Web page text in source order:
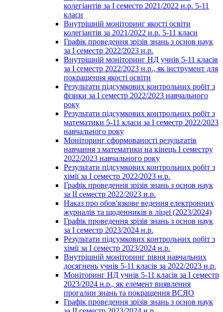
колегіантів за І семестр 2021/2022 н.р. 5-11
класи
Внутрішній моніторинг якості освіти
колегіантів за 2021/2022 н.р. 5-11 класи
Графік проведення зрізів знань з основ наук
за І семестр 2022/2023 н.р.
Внутрішній моніторинг НД учнів 5-11 класів
за І семестр 2022/2023 н.р., як інструмент для
покращення якості освіти
Результати підсумкових контрольних робіт з
фізики за І семестр 2022/2023 навчального
року
Результати підсумкових контрольних робіт з
математики 5-11 класи за І семестр 2022/2023
навчального року
Моніторинг сформованості результатів
навчання з математики на кінець І семестру
2022/2023 навчального року
Результати підсумкових контрольних робіт з
хімії за І семестр 2022/2023 н.р.
Графік проведення зрізів знань з основ наук
за ІІ семестр 2022/2023 н.р.
Наказ про обов'язкове ведення електронних
журналів та щоденників в ліцеї (2023/2024)
Графік проведення зрізів знань з основ наук
за І семестр 2023/2024 н.р.
Результати підсумкових контрольних робіт з
хімії за І семестр 2023/2024 н.р.
Внутрішній моніторинг рівня навчальних
досягнень учнів 5-11 класів за 2022/2023 н.р.
Моніторинг НД учнів 5-11 класів за І семестр
2023/2024 н.р., як елемент виявлення
прогалин знань та покращення ВСЯО
Графік проведення зрізів знань з основ наук